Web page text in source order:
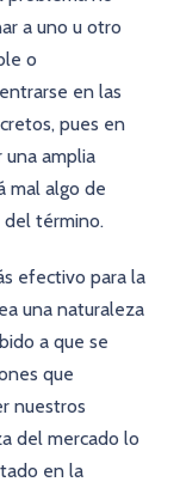
a uno u otro
o
en las
pues en
una amplia
mal algo de
término.
efectivo para la
una naturaleza
a que se
que
nuestros
del mercado lo
en la